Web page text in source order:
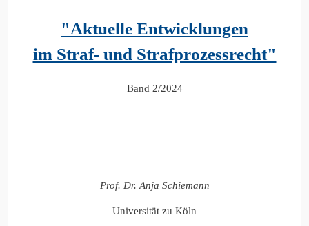
"Aktuelle Entwicklungen
im Straf- und Strafprozessrecht"
Band 2/2024
Prof. Dr. Anja Schiemann
Universität zu Köln